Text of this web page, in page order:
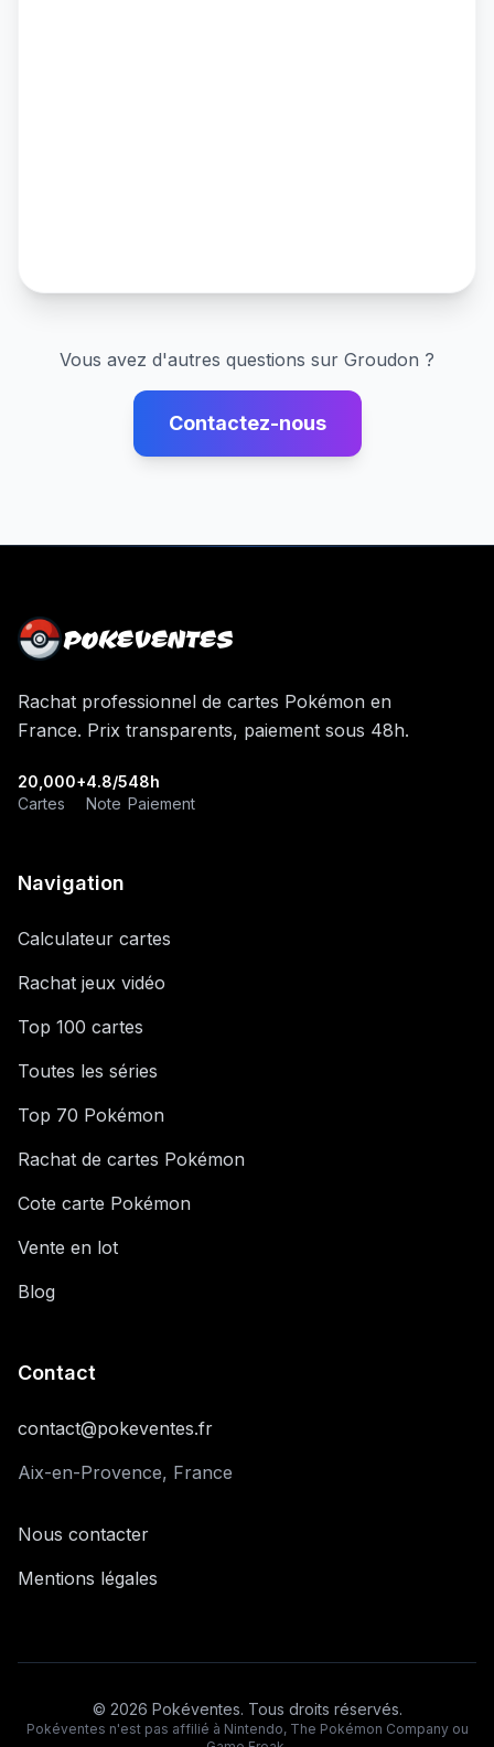
Vous avez d'autres questions sur Groudon ?
Contactez-nous
POKEVENTES
Rachat professionnel de cartes Pokémon en
France. Prix transparents, paiement sous 48h.
20,000+
Cartes
4.8/5
Note
48h
Paiement
Navigation
Calculateur cartes
Rachat jeux vidéo
Top 100 cartes
Toutes les séries
Top 70 Pokémon
Rachat de cartes Pokémon
Cote carte Pokémon
Vente en lot
Blog
Contact
contact@pokeventes.fr
Aix-en-Provence, France
Nous contacter
Mentions légales
© 2026 Pokéventes. Tous droits réservés.
Pokéventes n'est pas affilié à Nintendo, The Pokémon Company ou